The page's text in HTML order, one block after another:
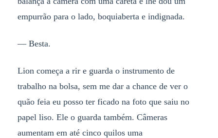
empurrão para o lado, boquiaberta e indignada.
— Besta.
Lion começa a rir e guarda o instrumento de
trabalho na bolsa, sem me dar a chance de ver o
quão feia eu posso ter ficado na foto que saiu no
papel liso. Ele o guarda também. Câmeras
aumentam em até cinco quilos uma